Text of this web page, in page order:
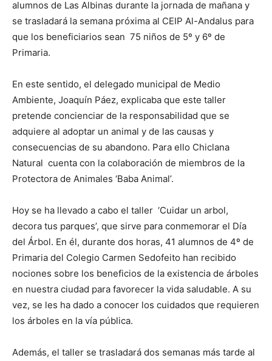
alumnos de Las Albinas durante la jornada de mañana y
se trasladará la semana próxima al CEIP Al-Andalus para
que los beneficiarios sean 75 niños de 5º y 6º de
Primaria.
En este sentido, el delegado municipal de Medio
Ambiente, Joaquín Páez, explicaba que este taller
pretende concienciar de la responsabilidad que se
adquiere al adoptar un animal y de las causas y
consecuencias de su abandono. Para ello Chiclana
Natural cuenta con la colaboración de miembros de la
Protectora de Animales ‘Baba Animal’.
Hoy se ha llevado a cabo el taller ‘Cuidar un arbol,
decora tus parques’, que sirve para conmemorar el Día
del Árbol. En él, durante dos horas, 41 alumnos de 4º de
Primaria del Colegio Carmen Sedofeito han recibido
nociones sobre los beneficios de la existencia de árboles
en nuestra ciudad para favorecer la vida saludable. A su
vez, se les ha dado a conocer los cuidados que requieren
los árboles en la vía pública.
Además, el taller se trasladará dos semanas más tarde al